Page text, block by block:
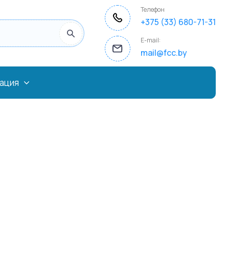
Телефон
+375 (33) 680-71-31
E-mail:
mail@fcc.by